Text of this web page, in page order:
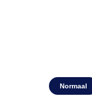
Normaal